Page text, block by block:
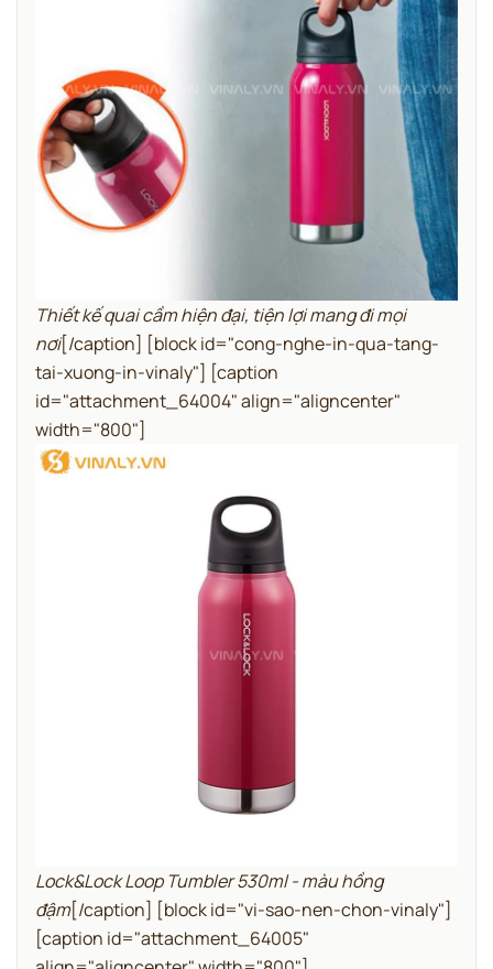
Thiết kế quai cầm hiện đại, tiện lợi mang đi mọi
nơi[/caption] [block id="cong-nghe-in-qua-tang-
tai-xuong-in-vinaly"] [caption
id="attachment_64004" align="aligncenter"
width="800"]
Lock&Lock Loop Tumbler 530ml - màu hồng
đậm[/caption] [block id="vi-sao-nen-chon-vinaly"]
[caption id="attachment_64005"